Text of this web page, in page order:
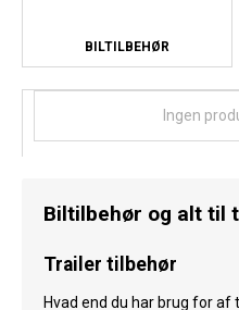
BILTILBEHØR
Ingen
Biltilbehør og alt til
Trailer tilbehør
Hvad end du har brug for